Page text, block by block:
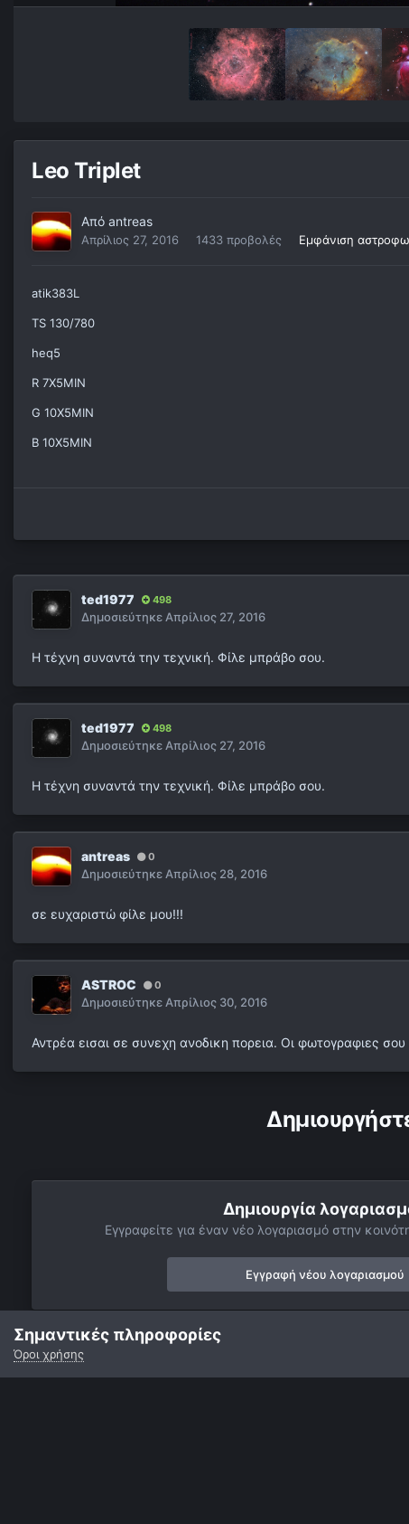
Leo Triplet
Από antreas
Απρίλιος 27, 2016 1433 προβολές Εμφάνιση
atik383L
TS 130/780
heq5
R 7X5MIN
G 10X5MIN
B 10X5MIN
ted1977 498
ΔημοσιεύτηκεΑπρίλιος 27, 2016
Η τέχνη συναντά την τεχνική. Φίλε μπράβο σου.
ted1977 498
ΔημοσιεύτηκεΑπρίλιος 27, 2016
Η τέχνη συναντά την τεχνική. Φίλε μπράβο σου.
antreas 0
ΔημοσιεύτηκεΑπρίλιος 28, 2016
σε ευχαριστώ φίλε μου!!!
ASTROC 0
ΔημοσιεύτηκεΑπρίλιος 30, 2016
Αντρέα εισαι σε συνεχη ανοδικη πορεια. Οι φωτογραφιες
Δημιουργία
Εγγραφείτε για έναν νέο λογαριασμό στην
Εγγραφή νέου λογαριασμού
Αρχή
Σημαντικές πληροφορίες
Όροι χρήσης